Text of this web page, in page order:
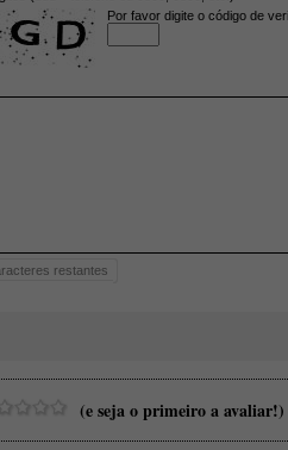
Por favor digite o código de
restantes
(e seja o primeiro a avaliar!)